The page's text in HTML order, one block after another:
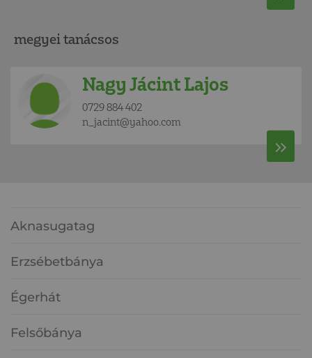
megyei tanácsos
Nagy Jácint Lajos
0729 884 402
n_jacint@yahoo.com
Aknasugatag
Erzsébetbánya
Égerhát
Felsőbánya